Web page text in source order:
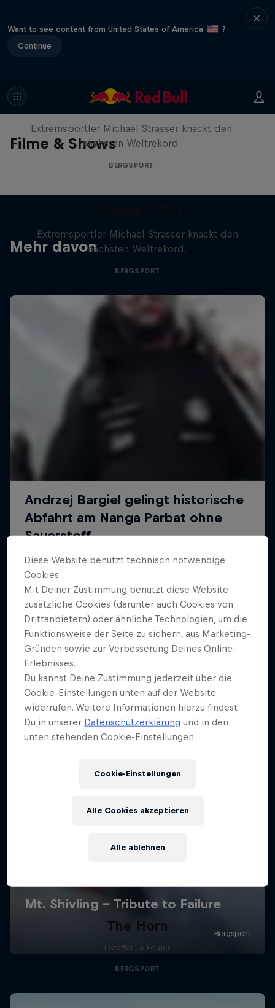
Want to see content from United States of America
?
Continue
Filme & Shows
Project 7-7-1
Extremsportler Michael Strasser knackt den
nächsten Weltrekord.
BERGSPORT
Mehr davon
Extremsportler Michael Strasser knackt den
nächsten Weltrekord.
BERGSPORT
The Horn
1 Staffel · 6 Folgen
BERGSPORT
Diese Website benutzt technisch notwendige
Cookies.
Mit Deiner Zustimmung benutzt diese Website
zusätzliche Cookies (darunter auch Cookies von
Drittanbietern) oder ähnliche Technologien, um die
Funktionsweise der Seite zu sichern, aus Marketing-
Gründen sowie zur Verbesserung Deines Online-
Erlebnisses.
Du kannst Deine Zustimmung jederzeit über die
Cookie-Einstellungen unten auf der Website
widerrufen. Weitere Informationen hierzu findest
Du in unserer Datenschutzerklärung und in den
unten stehenden Cookie-Einstellungen.
Cookie-Einstellungen
Alle ablehnen
Alle Cookies akzeptieren